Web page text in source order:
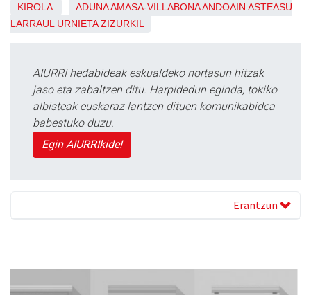
KIROLA ADUNAAMASA-VILLABONAANDOAIN ASTEASU
LARRAUL URNIETA ZIZURKIL
AIURRI hedabideak eskualdeko nortasun hitzak
jaso eta zabaltzen ditu. Harpidedun eginda, tokiko
albisteak euskaraz lantzen dituen komunikabidea
babestuko duzu.
Egin AIURRIkide!
Erantzun